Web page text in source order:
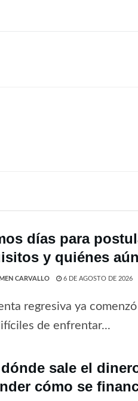
días para
y quiénes
CARVALLO 6 DE AGOSTO DE 2026
regresiva ya
de enfrentar...
sale el
cómo se